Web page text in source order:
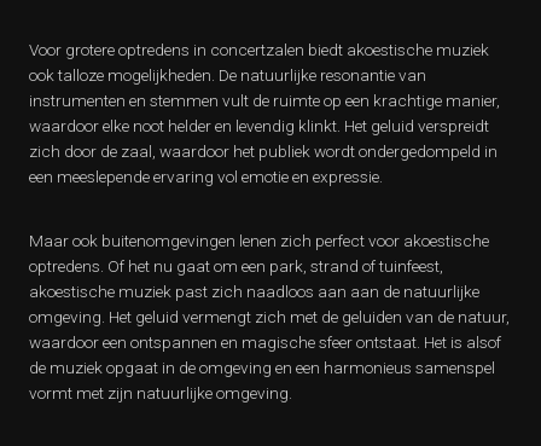
Voor grotere optredens in concertzalen biedt akoestische muziek
ook talloze mogelijkheden. De natuurlijke resonantie van
instrumenten en stemmen vult de ruimte op een krachtige manier,
waardoor elke noot helder en levendig klinkt. Het geluid verspreidt
zich door de zaal, waardoor het publiek wordt ondergedompeld in
een meeslepende ervaring vol emotie en expressie.
Maar ook buitenomgevingen lenen zich perfect voor akoestische
optredens. Of het nu gaat om een park, strand of tuinfeest,
akoestische muziek past zich naadloos aan aan de natuurlijke
omgeving. Het geluid vermengt zich met de geluiden van de natuur,
waardoor een ontspannen en magische sfeer ontstaat. Het is alsof
de muziek opgaat in de omgeving en een harmonieus samenspel
vormt met zijn natuurlijke omgeving.